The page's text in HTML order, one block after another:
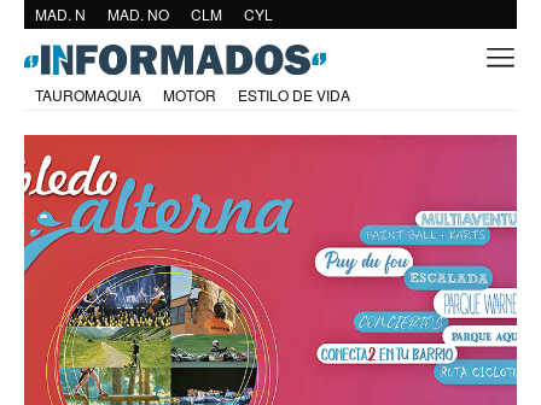
MAD. N MAD. NO CLM CYL
TAUROMAQUIA MOTOR ESTILO DE VIDA